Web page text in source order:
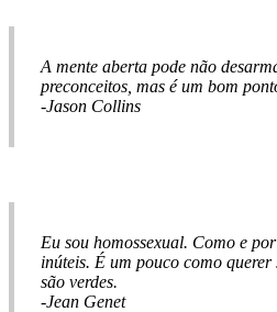
A mente aberta pode não
preconceitos, mas é um bom
-Jason Collins
Eu sou homossexual. Como e
inúteis. É um pouco como
são verdes.
-Jean Genet